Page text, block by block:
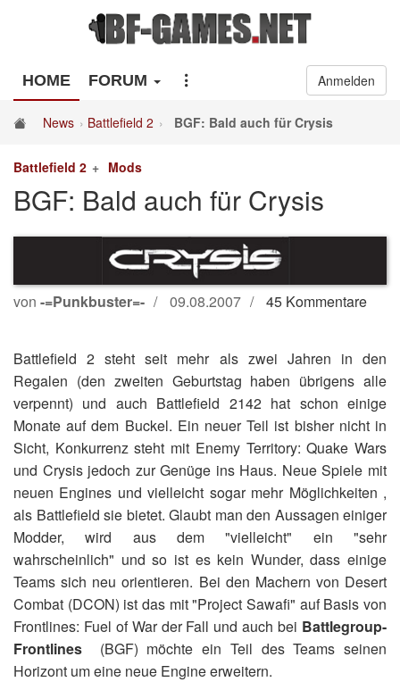
HOME FORUM Anmelden
News Battlefield 2 BGF: Bald auch für Crysis
Battlefield 2 Mods
BGF: Bald auch für Crysis
von -=Punkbuster=- 09.08.2007 45 Kommentare
Battlefield 2 steht seit mehr als zwei Jahren in den
Regalen (den zweiten Geburtstag haben übrigens alle
verpennt) und auch Battlefield 2142 hat schon einige
Monate auf dem Buckel. Ein neuer Teil ist bisher nicht in
Sicht, Konkurrenz steht mit Enemy Territory: Quake Wars
und Crysis jedoch zur Genüge ins Haus. Neue Spiele mit
neuen Engines und vielleicht sogar mehr Möglichkeiten ,
als Battlefield sie bietet. Glaubt man den Aussagen einiger
Modder, wird aus dem "vielleicht" ein "sehr
wahrscheinlich" und so ist es kein Wunder, dass einige
Teams sich neu orientieren. Bei den Machern von Desert
Combat (DCON) ist das mit "Project Sawafi" auf Basis von
Frontlines: Fuel of War der Fall und auch bei Battlegroup-
Frontlines
(BGF) möchte ein Teil des Teams seinen
Horizont um eine neue Engine erweitern.